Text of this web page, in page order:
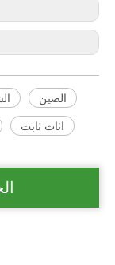
الصين
اثاث ثابت